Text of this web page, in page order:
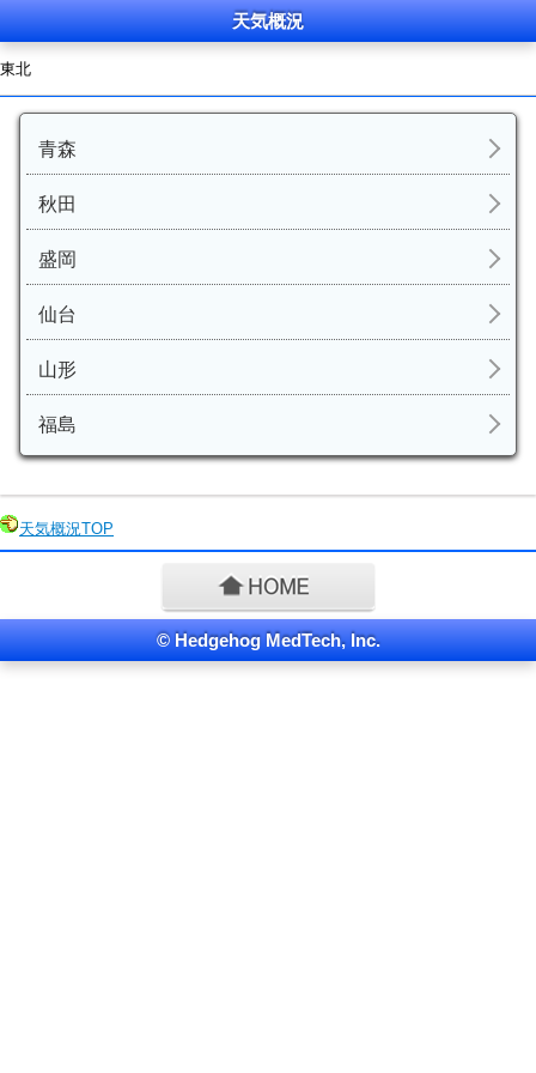
天気概況
東北
青森
秋田
盛岡
仙台
山形
福島
天気概況TOP
© Hedgehog MedTech, Inc.